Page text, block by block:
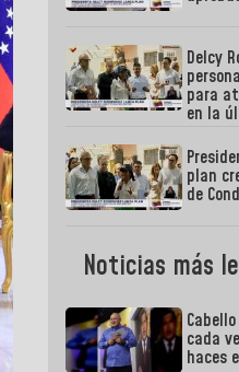
Delcy
para
en la
plan
de
Noticias más
cada
haces